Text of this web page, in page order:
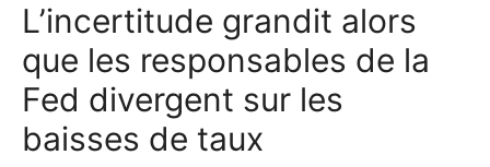
L’incertitude grandit alors
que les responsables de la
Fed divergent sur les
baisses de taux